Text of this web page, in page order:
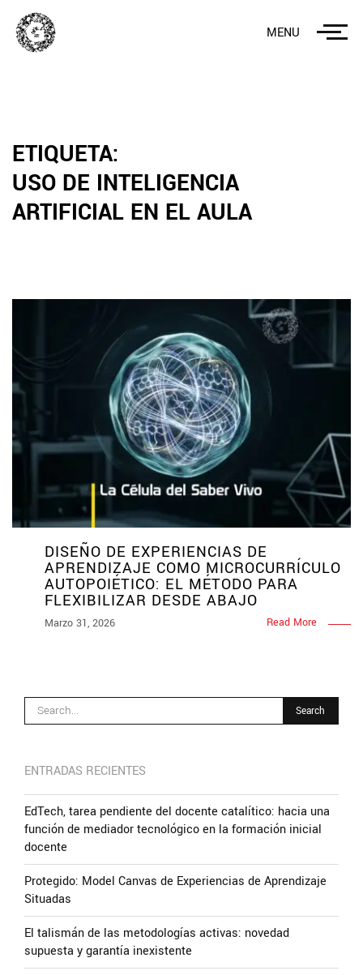
MENU
ETIQUETA:
USO DE INTELIGENCIA
ARTIFICIAL EN EL AULA
DISEÑO DE EXPERIENCIAS DE
APRENDIZAJE COMO MICROCURRÍCULO
AUTOPOIÉTICO: EL MÉTODO PARA
FLEXIBILIZAR DESDE ABAJO
Marzo 31, 2026 Read More
ENTRADAS RECIENTES
EdTech, tarea pendiente del docente catalítico: hacia una
función de mediador tecnológico en la formación inicial
docente
Protegido: Model Canvas de Experiencias de Aprendizaje
Situadas
El talismán de las metodologías activas: novedad
supuesta y garantía inexistente